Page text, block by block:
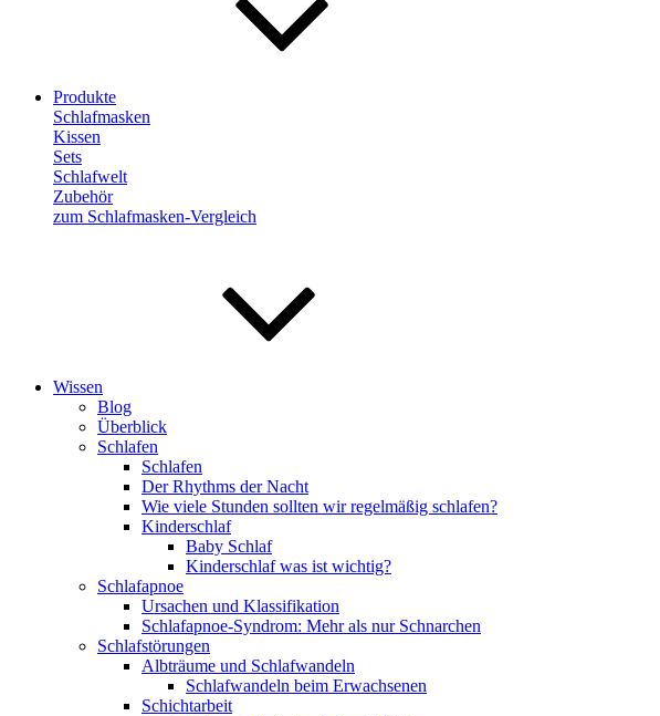
Produkte
Schlafmasken
Kissen
Sets
Schlafwelt
Zubehör
zum Schlafmasken-Vergleich
Wissen
Blog
Überblick
Schlafen
Schlafen
Der Rhythms der Nacht
Wie viele Stunden sollten wir regelmäßig schlafen?
Kinderschlaf
Baby Schlaf
Kinderschlaf was ist wichtig?
Schlafapnoe
Ursachen und Klassifikation
Schlafapnoe-Syndrom: Mehr als nur Schnarchen
Schlafstörungen
Albträume und Schlafwandeln
Schlafwandeln beim Erwachsenen
Schichtarbeit